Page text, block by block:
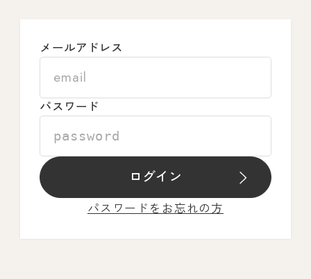
メールアドレス
パスワード
ログイン
パスワードをお忘れの方